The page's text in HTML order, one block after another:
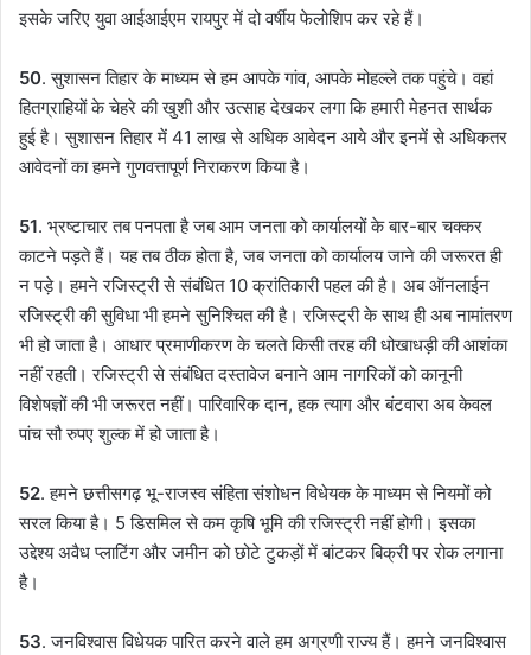
इसके जरिए युवा आईआईएम रायपुर में दो वर्षीय फेलोशिप कर रहे हैं।
50. सुशासन तिहार के माध्यम से हम आपके गांव, आपके मोहल्ले तक पहुंचे। वहां
हितग्राहियों के चेहरे की खुशी और उत्साह देखकर लगा कि हमारी मेहनत सार्थक
हुई है। सुशासन तिहार में 41 लाख से अधिक आवेदन आये और इनमें से अधिकतर
आवेदनों का हमने गुणवत्तापूर्ण निराकरण किया है।
51. भ्रष्टाचार तब पनपता है जब आम जनता को कार्यालयों के बार-बार चक्कर
काटने पड़ते हैं। यह तब ठीक होता है, जब जनता को कार्यालय जाने की जरूरत ही
न पड़े। हमने रजिस्ट्री से संबंधित 10 क्रांतिकारी पहल की है। अब ऑनलाईन
रजिस्ट्री की सुविधा भी हमने सुनिश्चित की है। रजिस्ट्री के साथ ही अब नामांतरण
भी हो जाता है। आधार प्रमाणीकरण के चलते किसी तरह की धोखाधड़ी की आशंका
नहीं रहती। रजिस्ट्री से संबंधित दस्तावेज बनाने आम नागरिकों को कानूनी
विशेषज्ञों की भी जरूरत नहीं। पारिवारिक दान, हक त्याग और बंटवारा अब केवल
पांच सौ रुपए शुल्क में हो जाता है।
52. हमने छत्तीसगढ़ भू-राजस्व संहिता संशोधन विधेयक के माध्यम से नियमों को
सरल किया है। 5 डिसमिल से कम कृषि भूमि की रजिस्ट्री नहीं होगी। इसका
उद्देश्य अवैध प्लाटिंग और जमीन को छोटे टुकड़ों में बांटकर बिक्री पर रोक लगाना
है।
53. जनविश्वास विधेयक पारित करने वाले हम अग्रणी राज्य हैं। हमने जनविश्वास